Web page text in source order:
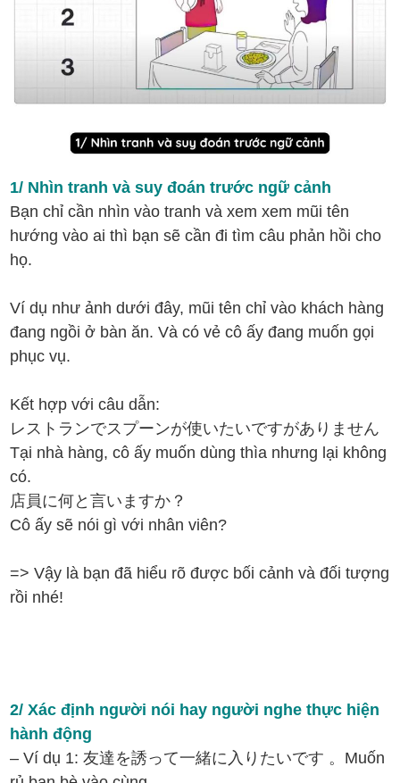
1/ Nhìn tranh và suy đoán trước ngữ cảnh
Bạn chỉ cần nhìn vào tranh và xem xem mũi tên
hướng vào ai thì bạn sẽ cần đi tìm câu phản hồi cho
họ.
Ví dụ như ảnh dưới đây, mũi tên chỉ vào khách hàng
đang ngồi ở bàn ăn. Và có vẻ cô ấy đang muốn gọi
phục vụ.
Kết hợp với câu dẫn:
レストランでスプーンが使いたいですがありません
Tại nhà hàng, cô ấy muốn dùng thìa nhưng lại không
có.
店員に何と言いますか？
Cô ấy sẽ nói gì với nhân viên?
=> Vậy là bạn đã hiểu rõ được bối cảnh và đối tượng
rồi nhé!
2/ Xác định người nói hay người nghe thực hiện
hành động
– Ví dụ 1: 友達を誘って一緒に入りたいです 。Muốn